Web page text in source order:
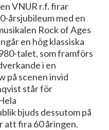
VNUR r.f. firar
årsjubileum med en
Rock of Ages
en hög klassiska
talet, som framförs
i en
på scenen invid
står för
bjuds dessutom på
att fira 60 åringen.